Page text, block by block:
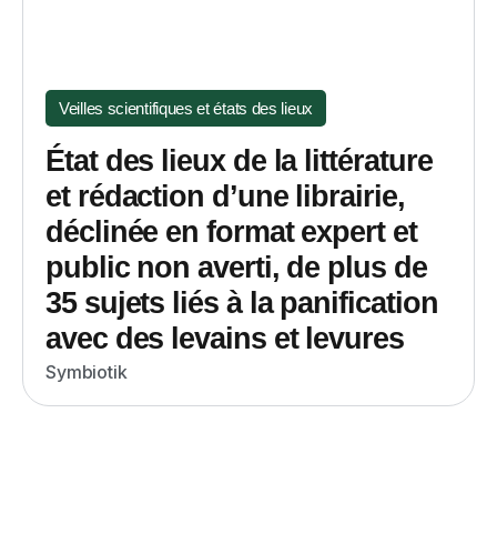
Veilles scientifiques et états des lieux
État des lieux de la littérature
et rédaction d’une librairie,
déclinée en format expert et
public non averti, de plus de
35 sujets liés à la panification
avec des levains et levures
Symbiotik